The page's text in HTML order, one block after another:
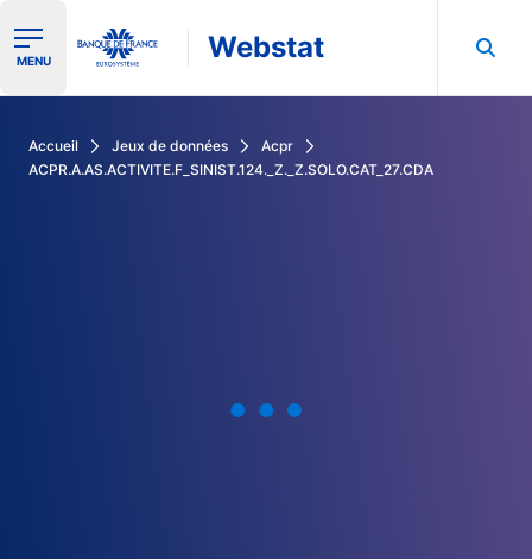
Ouvrir le menu de navigation
MENU Webstat
Accueil Jeux de données
Acpr
ACPR.A.AS.ACTIVITE.F_SINIST.124._Z._Z.SOLO.CAT_27.CDA